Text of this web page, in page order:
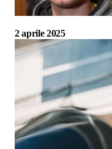
2 aprile 2025